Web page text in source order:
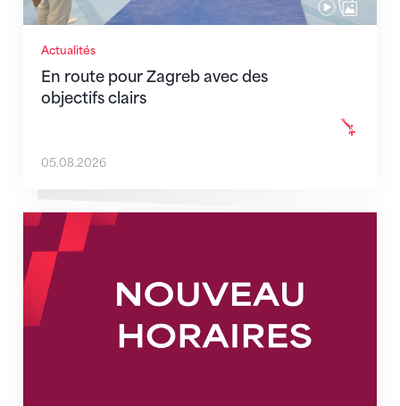
Actualités
En route pour Zagreb avec des
objectifs clairs
05.08.2026
Nouveaux horaires du secrétariat dès le 1er août